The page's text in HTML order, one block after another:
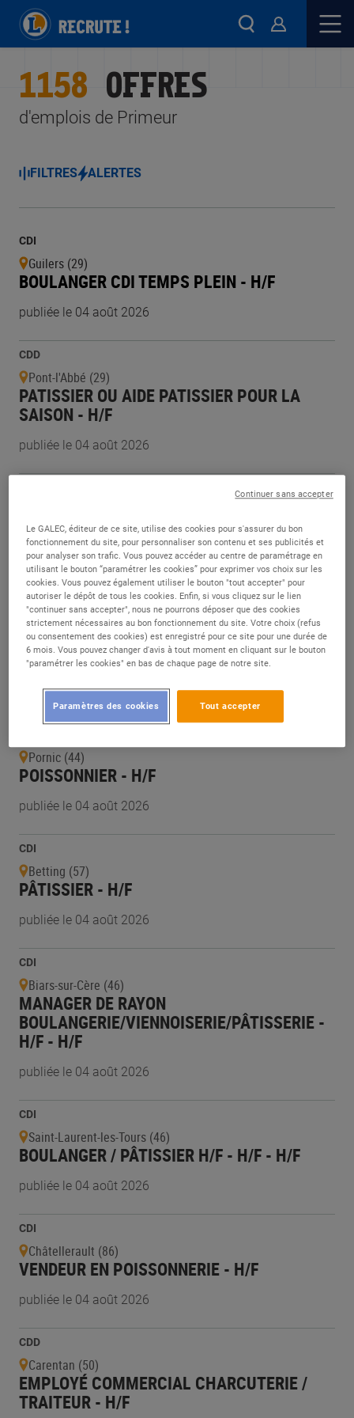
1158 OFFRES
d'emplois de Primeur
FILTRES ALERTES
CDI
Guilers (29)
BOULANGER CDI TEMPS PLEIN - H/F
publiée le 04 août 2026
CDD
Pont-l'Abbé (29)
PATISSIER OU AIDE PATISSIER POUR LA
SAISON - H/F
publiée le 04 août 2026
ETUDIANT STAND CHARCUTIER TRAITEUR -
H/F
publiée le 04 août 2026
CDI
Lux (71)
BOULANGER(E) - H/F
publiée le 04 août 2026
Pornic (44)
POISSONNIER - H/F
publiée le 04 août 2026
CDI
Betting (57)
PÂTISSIER - H/F
publiée le 04 août 2026
CDI
Biars-sur-Cère (46)
MANAGER DE RAYON
BOULANGERIE/VIENNOISERIE/PÂTISSERIE -
H/F - H/F
publiée le 04 août 2026
CDI
Saint-Laurent-les-Tours (46)
BOULANGER / PÂTISSIER H/F - H/F - H/F
publiée le 04 août 2026
CDI
Châtellerault (86)
VENDEUR EN POISSONNERIE - H/F
publiée le 04 août 2026
CDD
Carentan (50)
EMPLOYÉ COMMERCIAL CHARCUTERIE /
TRAITEUR - H/F
Le GALEC, éditeur de ce site, utilise des cookies pour s'assurer du bon
fonctionnement du site, pour personnaliser son contenu et ses publicités et
pour analyser son trafic. Vous pouvez accéder au centre de paramétrage en
utilisant le bouton “paramétrer les cookies” pour exprimer vos choix sur les
cookies. Vous pouvez également utiliser le bouton "tout accepter" pour
autoriser le dépôt de tous les cookies. Enfin, si vous cliquez sur le lien
"continuer sans accepter", nous ne pourrons déposer que des cookies
strictement nécessaires au bon fonctionnement du site. Votre choix (refus
ou consentement des cookies) est enregistré pour ce site pour une durée de
6 mois. Vous pouvez changer d'avis à tout moment en cliquant sur le bouton
"paramétrer les cookies" en bas de chaque page de notre site.
Tout accepter
Paramètres des cookies
Continuer sans accepter